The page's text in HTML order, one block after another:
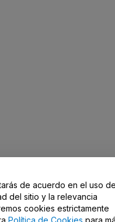
de acuerdo en el uso
del sitio y la relevancia
cookies estrictamente
Política de Cookies para